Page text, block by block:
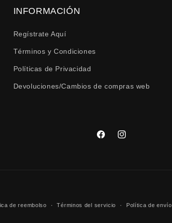
3
INFORMACIÓN
Regístrate Aquí
Términos y Condiciones
Políticas de Privacidad
Devoluciones/Cambios de compras web
FacebookInstagram
de reembolso Términos del servicio Política de envío